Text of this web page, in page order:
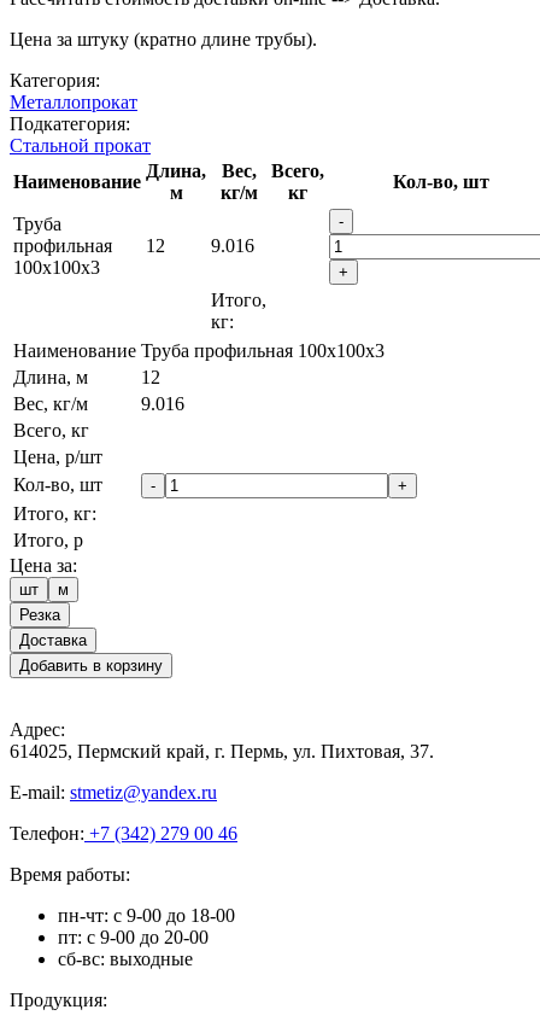
Цена за штуку (кратно длине трубы).
Категория:
Металлопрокат
Подкатегория:
Стальной прокат
Наименование
Длина,
м
Вес,
кг/м
Всего,
кг
Кол-во, шт
Труба
профильная
100х100х3
12 9.016
-
+
Итого,
кг:
Наименование Труба профильная 100х100х3
Длина, м
12
Вес, кг/м
9.016
Всего, кг
Цена, р/шт
Кол-во, шт
- +
Итого, кг:
Итого, р
Цена за:
шт
м
Резка
Доставка
Добавить в корзину
Адрес:
614025, Пермский край, г. Пермь, ул. Пихтовая, 37.
E-mail: stmetiz@yandex.ru
Телефон: +7 (342) 279 00 46
Время работы:
пн-чт: с 9-00 до 18-00
пт: с 9-00 до 20-00
сб-вс: выходные
Продукция: